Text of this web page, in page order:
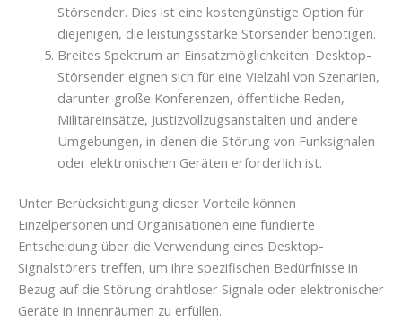
Störsender. Dies ist eine kostengünstige Option für
diejenigen, die leistungsstarke Störsender benötigen.
Breites Spektrum an Einsatzmöglichkeiten: Desktop-
Störsender eignen sich für eine Vielzahl von Szenarien,
darunter große Konferenzen, öffentliche Reden,
Militäreinsätze, Justizvollzugsanstalten und andere
Umgebungen, in denen die Störung von Funksignalen
oder elektronischen Geräten erforderlich ist.
Unter Berücksichtigung dieser Vorteile können
Einzelpersonen und Organisationen eine fundierte
Entscheidung über die Verwendung eines Desktop-
Signalstörers treffen, um ihre spezifischen Bedürfnisse in
Bezug auf die Störung drahtloser Signale oder elektronischer
Geräte in Innenräumen zu erfüllen.